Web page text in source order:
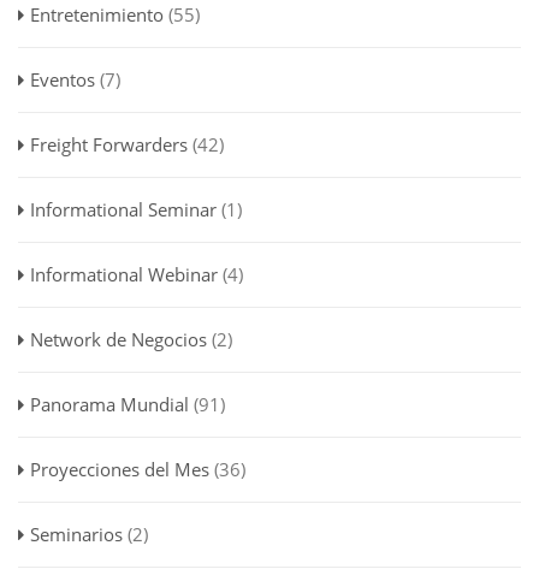
Entretenimiento (55)
Eventos (7)
Freight Forwarders (42)
Informational Seminar (1)
Informational Webinar (4)
Network de Negocios (2)
Panorama Mundial (91)
Proyecciones del Mes (36)
Seminarios (2)